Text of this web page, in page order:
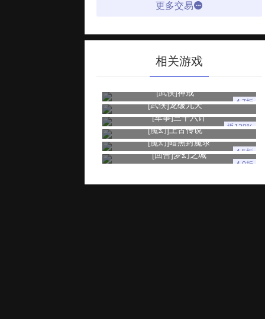
更多交易
相关游戏
[武侠]神戒
4.7折
[武侠]龙破九天
[军事]三十六计
返120%
[魔幻]上古传说
[魔幻]暗黑封魔录
4.5折
[回合]梦幻之城
4.0折